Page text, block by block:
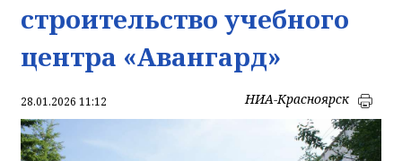
строительство учебного
центра «Авангард»
28.01.2026 11:12 НИА-Красноярск